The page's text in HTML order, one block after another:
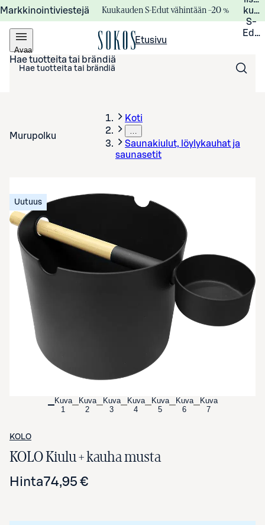
Markkinointiviestejä Kuukauden S-Edut vähintään –20 %
S-
Avaa
valikko
Etusivu
Hae tuotteita tai brändiä
Murupolku
Koti
…
Saunakiulut, löylykauhat ja
saunasetit
Avaa tuotekuva suurennettuna
Uutuus
Kuva
1
Kuva
2
Kuva
3
Kuva
4
Kuva
5
Kuva
6
Kuva
7
KOLO
KOLO Kiulu + kauha musta
Hinta74,95 €